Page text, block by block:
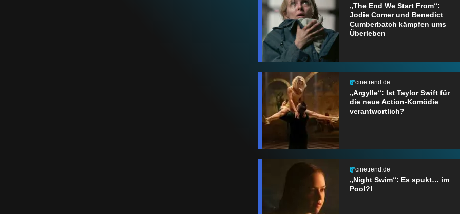
„The End We Start From“:
Jodie Comer und Benedict
Cumberbatch kämpfen ums
Überleben
cinetrend.de
„Argylle“: Ist Taylor Swift für
die neue Action-Komödie
verantwortlich?
cinetrend.de
„Night Swim“: Es spukt… im
Pool?!